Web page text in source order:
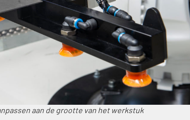
aan de grootte van het werkstuk